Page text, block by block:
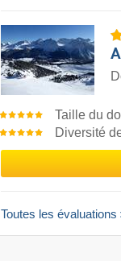
Taille du
Diversité
Toutes les évaluations